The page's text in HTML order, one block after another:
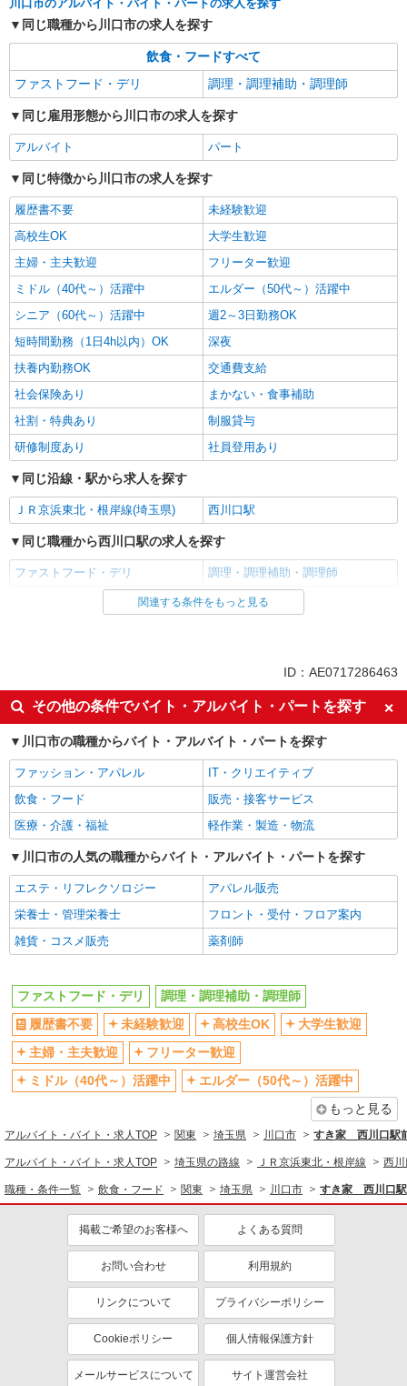
川口市のアルバイト・バイト・パートの求人を探す
同じ職種から川口市の求人を探す
飲食・フードすべて
ファストフード・デリ
調理・調理補助・調理師
同じ雇用形態から川口市の求人を探す
アルバイト パート
同じ特徴から川口市の求人を探す
履歴書不要
未経験歓迎
高校生OK
大学生歓迎
主婦・主夫歓迎
フリーター歓迎
ミドル（40代～）活躍中
エルダー（50代～）活躍中
シニア（60代～）活躍中
週2～3日勤務OK
短時間勤務（1日4h以内）OK
深夜
扶養内勤務OK
交通費支給
社会保険あり
まかない・食事補助
社割・特典あり
制服貸与
研修制度あり
社員登用あり
同じ沿線・駅から求人を探す
ＪＲ京浜東北・根岸線(埼玉県) 西川口駅
同じ職種から西川口駅の求人を探す
ファストフード・デリ 調理・調理補助・調理師
同じ雇用形態から西川口駅の求人を探す
履歴書不要
未経験歓迎
高校生OK
大学生歓迎
主婦・主夫歓迎
フリーター歓迎
ミドル（40代～）活躍中
エルダー（50代～）活躍中
シニア（60代～）活躍中
週2～3日勤務OK
短時間勤務（1日4h以内）OK
深夜
扶養内勤務OK
交通費支給
社会保険あり
まかない・食事補助
社割・特典あり
制服貸与
研修制度あり
社員登用あり
飲食・フード
ファストフード・デリ
調理・調理補助・調理師
同じ特徴から求人を探す
未経験歓迎
高校生OK
ミドル（40代～）活躍中
週2～3日勤務OK
短時間勤務（1日4h以内）OK
深夜
扶養内勤務OK
交通費支給
社会保険あり
まかない・食事補助
関連する条件をもっと見る
ID：AE0717286463
その他の条件でバイト・アルバイト・パートを探す
川口市の職種からバイト・アルバイト・パートを探す
ファッション・アパレル
IT・クリエイティブ
飲食・フード
販売・接客サービス
医療・介護・福祉
軽作業・製造・物流
川口市の人気の職種からバイト・アルバイト・パートを探す
エステ・リフレクソロジー
アパレル販売
栄養士・管理栄養士
フロント・受付・フロア案内
雑貨・コスメ販売
薬剤師
ファストフード・デリ
調理・調理補助・調理師
履歴書不要
未経験歓迎 高校生OK
大学生歓迎
主婦・主夫歓迎
フリーター歓迎
ミドル（40代～）活躍中
エルダー（50代～）活躍中
もっと見る
アルバイト・バイト・求人TOP 関東 埼玉県 川口市 すき家 西川口駅
アルバイト・バイト・求人TOP 埼玉県の路線 ＪＲ京浜東北・根岸線 西
職種・条件一覧 飲食・フード 関東 埼玉県 川口市 すき家 西川口駅
掲載ご希望のお客様へ よくある質問
お問い合わせ 利用規約
リンクについて プライバシーポリシー
Cookieポリシー 個人情報保護方針
メールサービスについて サイト運営会社